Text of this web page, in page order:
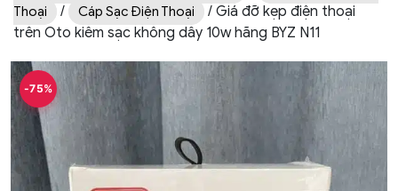
Thoại
/ Cáp Sạc Điện Thoại
/ Giá đỡ kẹp điện thoại
trên Oto kiêm sạc không dây 10w hãng BYZ N11
-75%